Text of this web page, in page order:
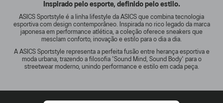
Inspirado pelo esporte, definido pelo estilo.
ASICS Sportstyle é a linha lifestyle da ASICS que combina tecnologia
esportiva com design contemporâneo. Inspirada no rico legado da marca
japonesa em performance atlética, a coleção oferece sneakers que
mesclam conforto, inovação e estilo para o dia a dia.
A ASICS Sportstyle representa a perfeita fusão entre herança esportiva e
moda urbana, trazendo a filosofia 'Sound Mind, Sound Body' para o
streetwear moderno, unindo performance e estilo em cada peça.